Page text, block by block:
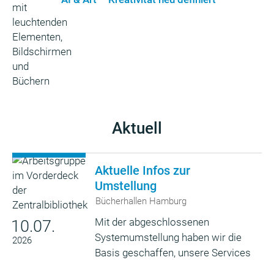
Aktuell
10.07.
2026
Aktuelle Infos zur
Umstellung
Bücherhallen Hamburg
Mit der abgeschlossenen
Systemumstellung haben wir die
Basis geschaffen, unsere Services